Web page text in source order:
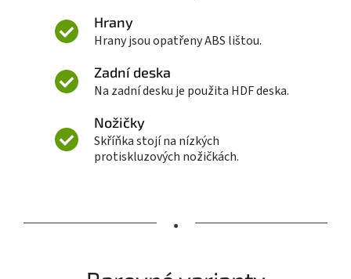
Hrany
Hrany jsou opatřeny ABS lištou.
Zadní deska
Na zadní desku je použita HDF deska.
Nožičky
Skříňka stojí na nízkých
protiskluzových nožičkách.
•